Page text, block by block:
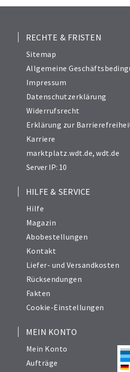
RECHTE & FRISTEN
Sitemap
Allgemeine
Impressum
Datenschutzerklärung
Widerrufsrecht
Erklärung zur
Karriere
marktplatz.wdt.de,wdt.de
Server IP: 10
HILFE & SERVICE
Hilfe
Magazin
Abobestellungen
Kontakt
Liefer- und Versandkosten
Rücksendungen
Fakten
Cookie-Einstellungen
MEIN KONTO
Mein Konto
Aufträge